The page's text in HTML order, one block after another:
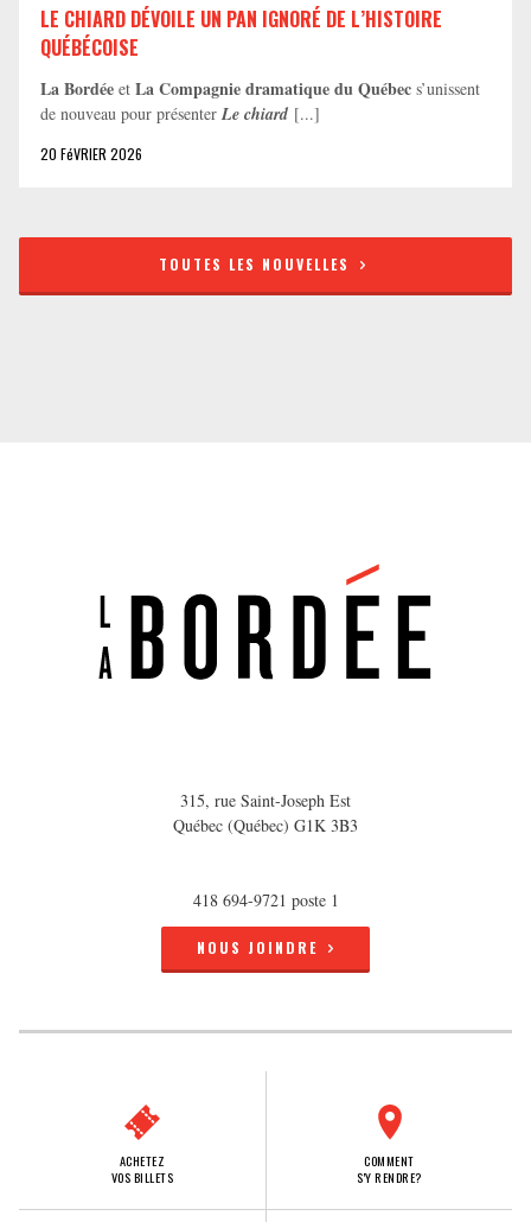
LE CHIARD DÉVOILE UN PAN IGNORÉ DE L’HISTOIRE
QUÉBÉCOISE
La Bordée et La Compagnie dramatique du Québec s’unissent
de nouveau pour présenter Le chiard [...]
20 FéVRIER 2026
TOUTES LES NOUVELLES
315, rue Saint-Joseph Est
Québec (Québec) G1K 3B3
418 694-9721 poste 1
NOUS JOINDRE
ACHETEZ
VOS BILLETS
COMMENT
S'Y RENDRE?